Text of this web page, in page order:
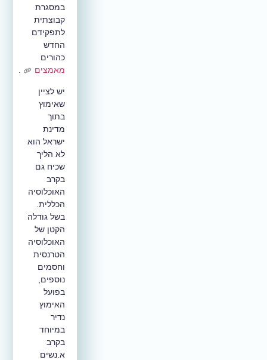
במסגרת
קבוצתית
לתפקידם
החדש
כהורים
מאמצים
יש לציין
שאימוץ
בתוך
מדינת
ישראל הוא
לא הליך
שכיח גם
בקרב
האוכלוסיה
הכללית.
בשל גודלה
הקטן של
האוכלוסיה
הטרנסית
וחסמים
נוספים,
בפועל
האימוץ
נדיר
במיוחד
בקרב
א.נשים